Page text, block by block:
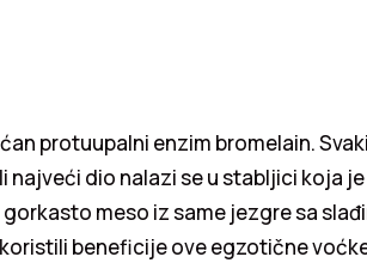
protuupalni enzim bromelain.
najveći dio nalazi se u stabljici koja
meso iz same jezgre sa
beneficije ove egzotične